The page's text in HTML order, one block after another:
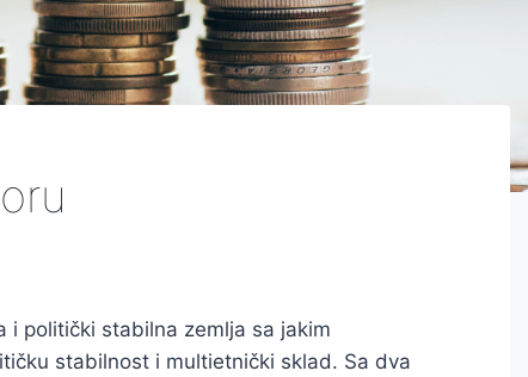
i politički stabilna zemlja sa jakim
stabilnost i multietnički sklad. Sa dva